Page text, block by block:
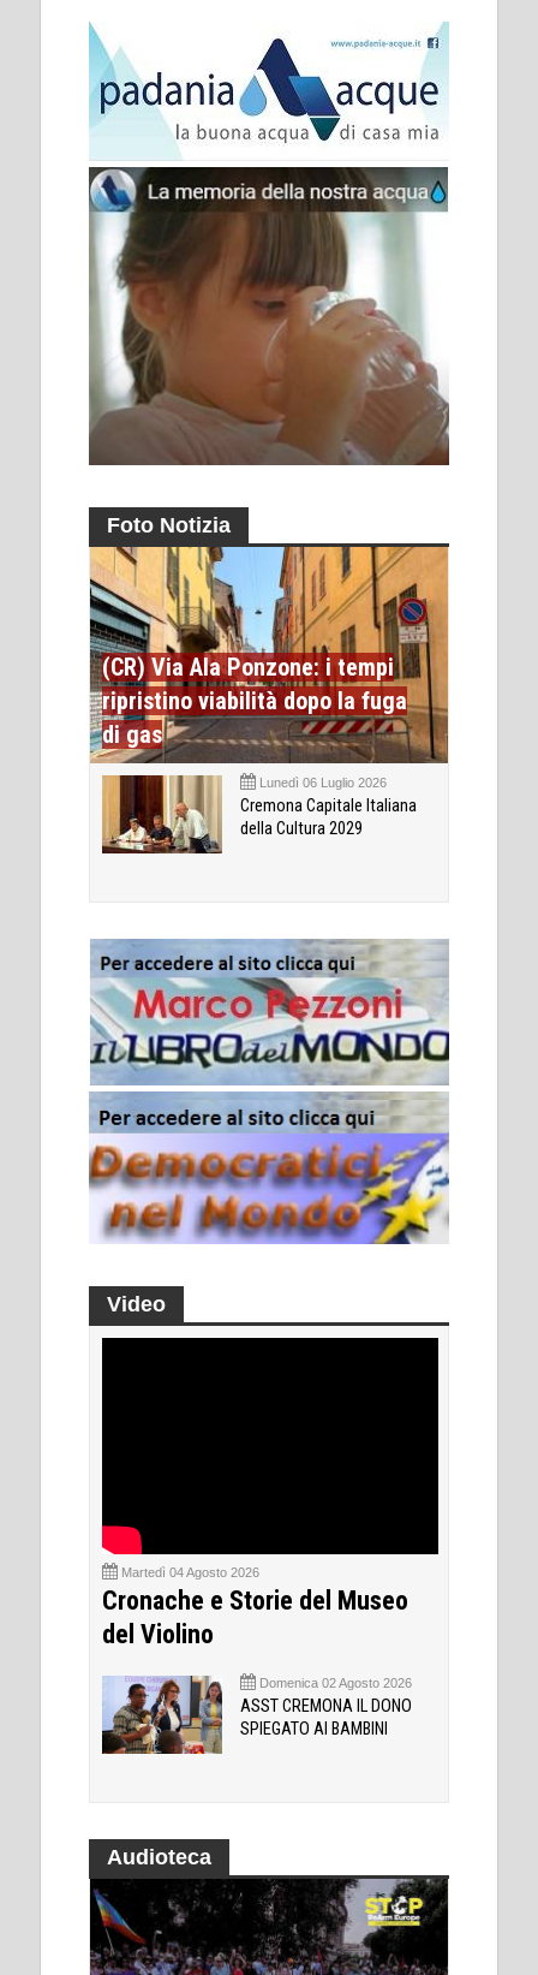
Foto Notizia
(CR) Via Ala Ponzone: i tempi
ripristino viabilità dopo la fuga
di gas
Lunedì 06 Luglio 2026
Cremona Capitale Italiana
della Cultura 2029
Video
Martedì 04 Agosto 2026
Cronache e Storie del Museo
del Violino
Domenica 02 Agosto 2026
ASST CREMONA IL DONO
SPIEGATO AI BAMBINI
Audioteca